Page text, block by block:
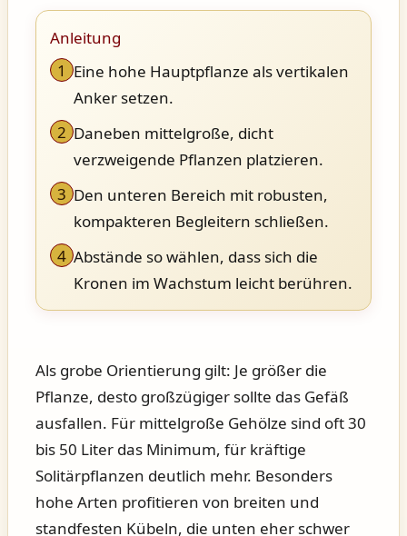
Anleitung
1 Eine hohe Hauptpflanze als vertikalen
Anker setzen.
2 Daneben mittelgroße, dicht
verzweigende Pflanzen platzieren.
3 Den unteren Bereich mit robusten,
kompakteren Begleitern schließen.
4 Abstände so wählen, dass sich die
Kronen im Wachstum leicht berühren.
Als grobe Orientierung gilt: Je größer die
Pflanze, desto großzügiger sollte das Gefäß
ausfallen. Für mittelgroße Gehölze sind oft 30
bis 50 Liter das Minimum, für kräftige
Solitärpflanzen deutlich mehr. Besonders
hohe Arten profitieren von breiten und
standfesten Kübeln, die unten eher schwer